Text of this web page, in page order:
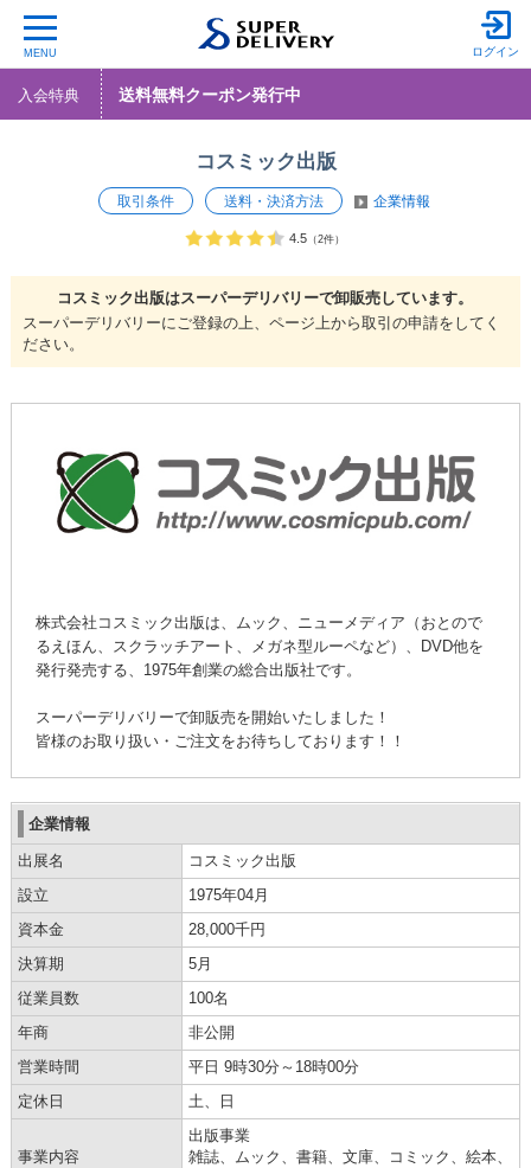
MENU ログイン
入会特典 送料無料クーポン発行中
コスミック出版
取引条件 送料・決済方法 企業情報
4.5（2件）
コスミック出版はスーパーデリバリーで卸販売しています。
スーパーデリバリーにご登録の上、ページ上から取引の申請をしてく
ださい。
株式会社コスミック出版は、ムック、ニューメディア（おとので
るえほん、スクラッチアート、メガネ型ルーペなど）、DVD他を
発行発売する、1975年創業の総合出版社です。
スーパーデリバリーで卸販売を開始いたしました！
皆様のお取り扱い・ご注文をお待ちしております！！
企業情報
出展名
コスミック出版
設立
1975年04月
資本金
28,000千円
決算期
5月
従業員数
100名
年商
非公開
営業時間
平日 9時30分～18時00分
定休日
土、日
事業内容
出版事業
雑誌、ムック、書籍、文庫、コミック、絵本、